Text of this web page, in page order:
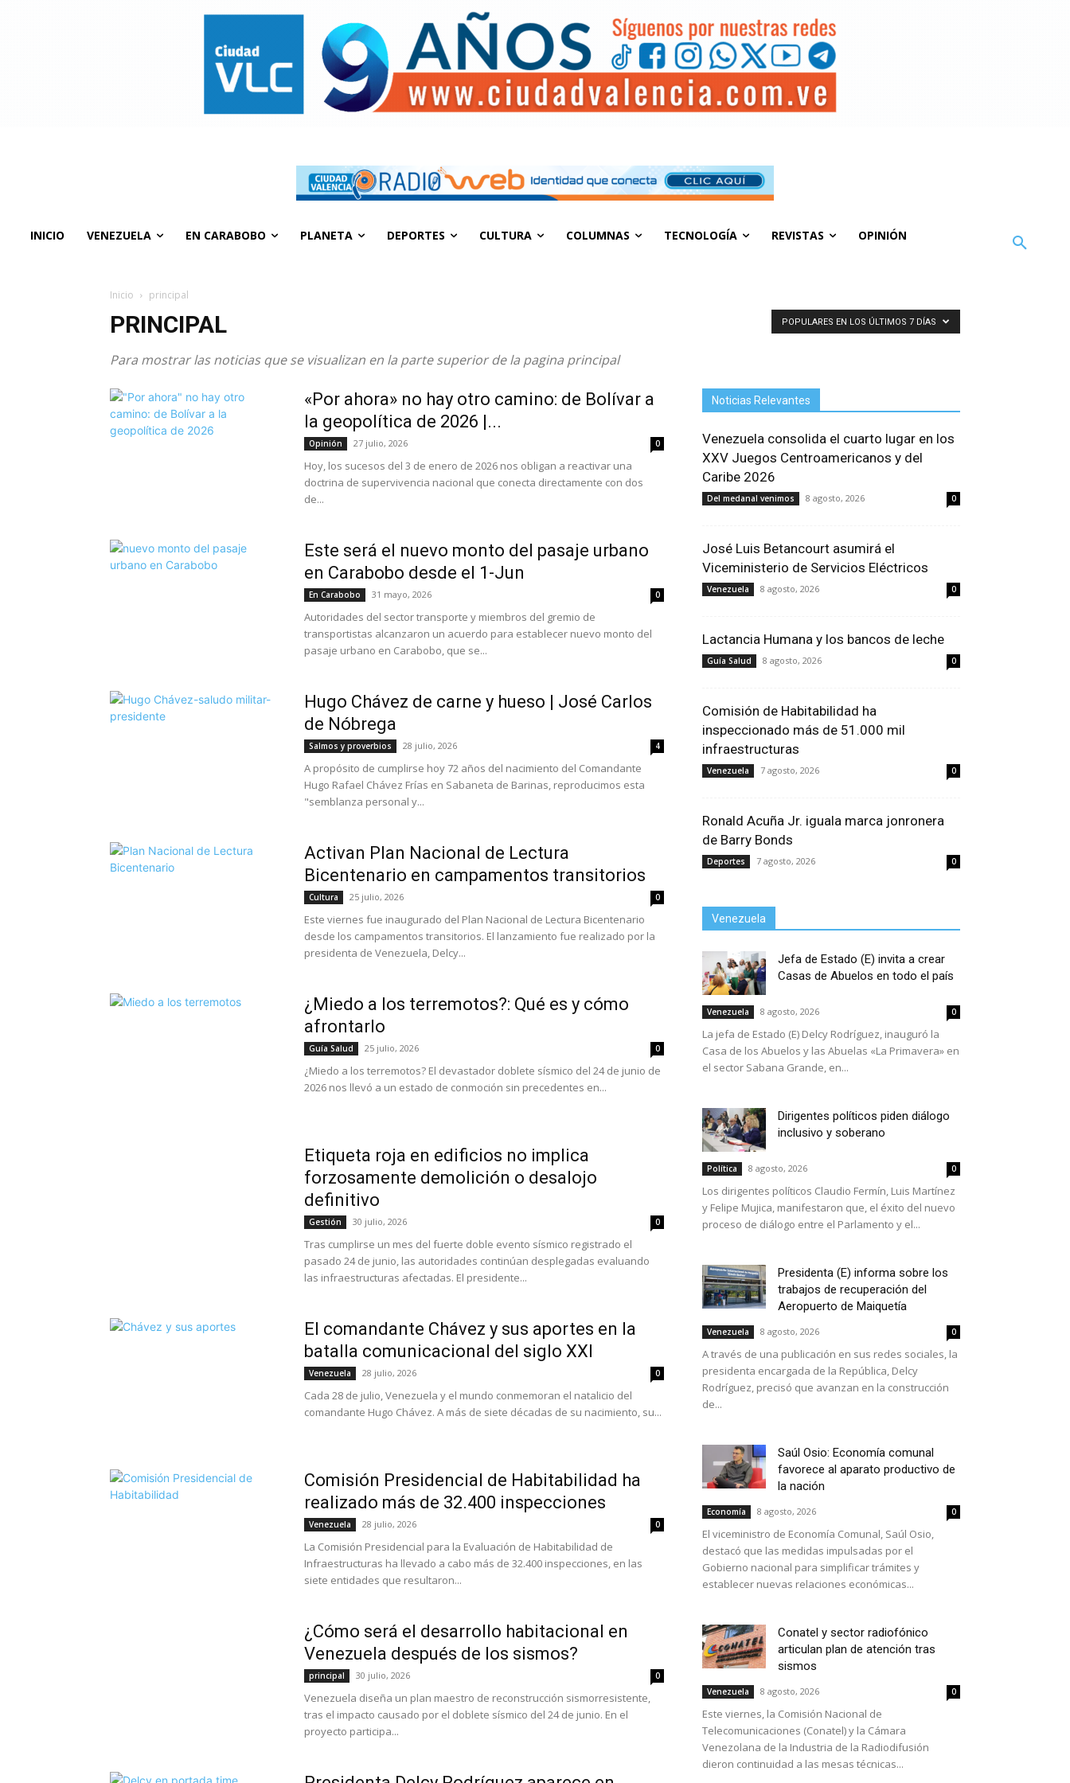
INICIO VENEZUELA EN CARABOBO PLANETA DEPORTES CULTURA COLUMNAS TECNOLOGÍA REVISTAS OPINIÓN
Inicio principal
PRINCIPAL
Para mostrar las noticias que se visualizan en la parte superior de la pagina principal
POPULARES EN LOS ÚLTIMOS 7 DÍAS
«Por ahora» no hay otro camino: de Bolívar a
la geopolítica de 2026 |...
Opinión 27 julio, 2026 0
Hoy, los sucesos del 3 de enero de 2026 nos obligan a reactivar una
doctrina de supervivencia nacional que conecta directamente con dos
de...
Este será el nuevo monto del pasaje urbano
en Carabobo desde el 1-Jun
En Carabobo 31 mayo, 2026 0
Autoridades del sector transporte y miembros del gremio de
transportistas alcanzaron un acuerdo para establecer nuevo monto del
pasaje urbano en Carabobo, que se...
Hugo Chávez de carne y hueso | José Carlos
de Nóbrega
Salmos y proverbios 28 julio, 2026 4
A propósito de cumplirse hoy 72 años del nacimiento del Comandante
Hugo Rafael Chávez Frías en Sabaneta de Barinas, reproducimos esta
"semblanza personal y...
Activan Plan Nacional de Lectura
Bicentenario en campamentos transitorios
Cultura 25 julio, 2026 0
Este viernes fue inaugurado del Plan Nacional de Lectura Bicentenario
desde los campamentos transitorios. El lanzamiento fue realizado por la
presidenta de Venezuela, Delcy...
¿Miedo a los terremotos?: Qué es y cómo
afrontarlo
Guía Salud 25 julio, 2026 0
¿Miedo a los terremotos? El devastador doblete sísmico del 24 de junio de
2026 nos llevó a un estado de conmoción sin precedentes en...
Etiqueta roja en edificios no implica
forzosamente demolición o desalojo
definitivo
Gestión 30 julio, 2026 0
Tras cumplirse un mes del fuerte doble evento sísmico registrado el
pasado 24 de junio, las autoridades continúan desplegadas evaluando
las infraestructuras afectadas. El presidente...
El comandante Chávez y sus aportes en la
batalla comunicacional del siglo XXI
Venezuela 28 julio, 2026 0
Cada 28 de julio, Venezuela y el mundo conmemoran el natalicio del
comandante Hugo Chávez. A más de siete décadas de su nacimiento, su...
Comisión Presidencial de Habitabilidad ha
realizado más de 32.400 inspecciones
Venezuela 28 julio, 2026 0
La Comisión Presidencial para la Evaluación de Habitabilidad de
Infraestructuras ha llevado a cabo más de 32.400 inspecciones, en las
siete entidades que resultaron...
¿Cómo será el desarrollo habitacional en
Venezuela después de los sismos?
principal 30 julio, 2026 0
Venezuela diseña un plan maestro de reconstrucción sismorresistente,
tras el impacto causado por el doblete sísmico del 24 de junio. En el
proyecto participa...
Noticias Relevantes
Venezuela consolida el cuarto lugar en los
XXV Juegos Centroamericanos y del
Caribe 2026
Del medanal venimos 8 agosto, 2026 0
José Luis Betancourt asumirá el
Viceministerio de Servicios Eléctricos
Venezuela 8 agosto, 2026 0
Lactancia Humana y los bancos de leche
Guía Salud 8 agosto, 2026 0
Comisión de Habitabilidad ha
inspeccionado más de 51.000 mil
infraestructuras
Venezuela 7 agosto, 2026 0
Ronald Acuña Jr. iguala marca jonronera
de Barry Bonds
Deportes 7 agosto, 2026 0
Venezuela
Jefa de Estado (E) invita a crear
Casas de Abuelos en todo el país
Venezuela 8 agosto, 2026 0
La jefa de Estado (E) Delcy Rodríguez, inauguró la
Casa de los Abuelos y las Abuelas «La Primavera» en
el sector Sabana Grande, en...
Dirigentes políticos piden diálogo
inclusivo y soberano
Política 8 agosto, 2026 0
Los dirigentes políticos Claudio Fermín, Luis Martínez
y Felipe Mujica, manifestaron que, el éxito del nuevo
proceso de diálogo entre el Parlamento y el...
Presidenta (E) informa sobre los
trabajos de recuperación del
Aeropuerto de Maiquetía
Venezuela 8 agosto, 2026 0
A través de una publicación en sus redes sociales, la
presidenta encargada de la República, Delcy
Rodríguez, precisó que avanzan en la construcción
de...
Saúl Osio: Economía comunal
favorece al aparato productivo de
la nación
Economía 8 agosto, 2026 0
El viceministro de Economía Comunal, Saúl Osio,
destacó que las medidas impulsadas por el
Gobierno nacional para simplificar trámites y
establecer nuevas relaciones económicas...
Conatel y sector radiofónico
articulan plan de atención tras
sismos
Venezuela 8 agosto, 2026 0
Este viernes, la Comisión Nacional de
Telecomunicaciones (Conatel) y la Cámara
Venezolana de la Industria de la Radiodifusión
dieron continuidad a las mesas técnicas...